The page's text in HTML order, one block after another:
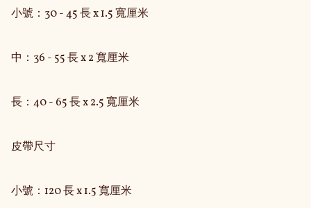
小號：30 - 45 長 x 1.5 寬厘米
中：36 - 55 長 x 2 寬厘米
長：40 - 65 長 x 2.5 寬厘米
皮帶尺寸
小號：120 長 x 1.5 寬厘米